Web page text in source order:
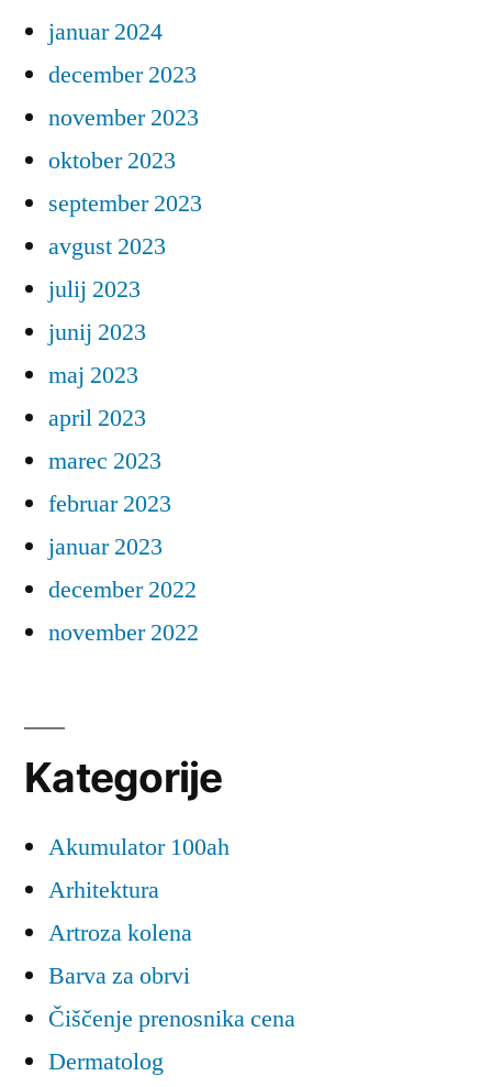
januar 2024
december 2023
november 2023
oktober 2023
september 2023
avgust 2023
julij 2023
junij 2023
maj 2023
april 2023
marec 2023
februar 2023
januar 2023
december 2022
november 2022
Kategorije
Akumulator 100ah
Arhitektura
Artroza kolena
Barva za obrvi
Čiščenje prenosnika cena
Dermatolog